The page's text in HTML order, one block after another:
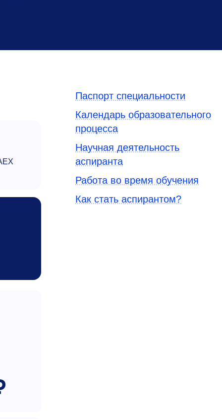
Паспорт специальности
Календарь образовательного
процесса
Научная деятельность
аспиранта
Работа во время обучения
Как стать аспирантом?